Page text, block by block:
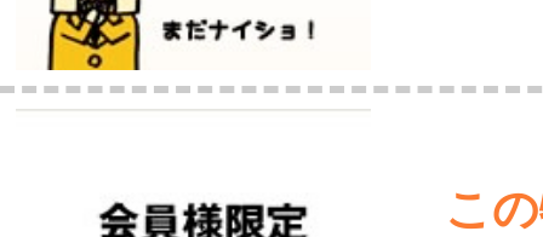
こ